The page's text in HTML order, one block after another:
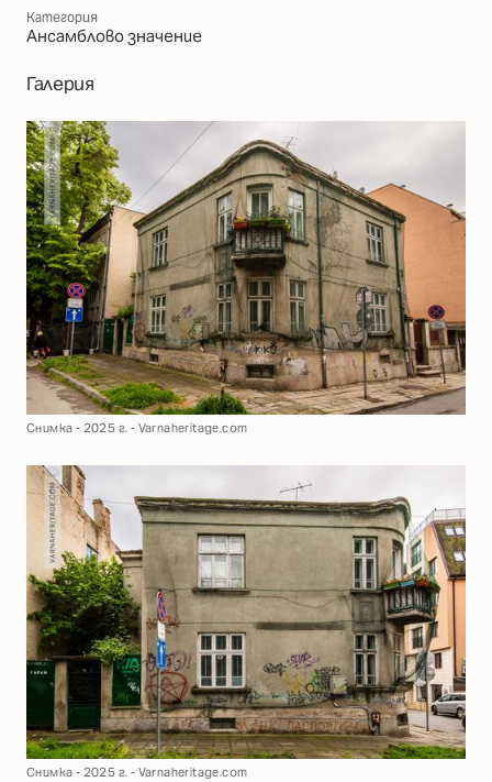
Категория
Ансамблово значение
Галерия
Снимка - 2025 г. - Varnaheritage.com
Снимка - 2025 г. - Varnaheritage.com